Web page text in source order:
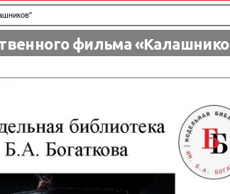
фильма